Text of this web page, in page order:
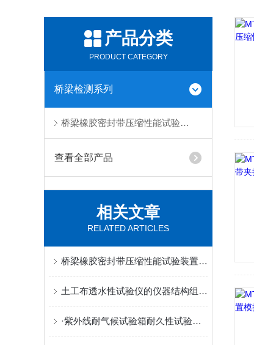
产品分类
PRODUCT CATEGORY
桥梁检测系列
桥梁橡胶密封带压缩性能试验装置
查看全部产品
相关文章
RELATED ARTICLES
桥梁橡胶密封带压缩性能试验装置JT/T327执行标准介绍
土工布透水性试验仪的仪器结构组成介绍
·紫外线耐气候试验箱耐久性试验GB/T14522